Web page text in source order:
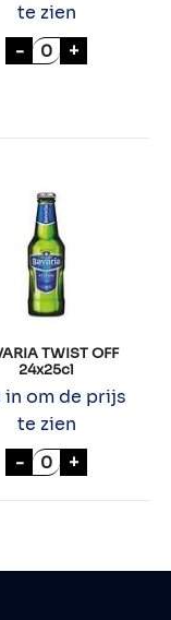
20 LTR aantal
te zien
- SWINCKELS
+
aantal
TWIST OFF
24x25cl
in om de prijs
te zien
- BAVARIA
+